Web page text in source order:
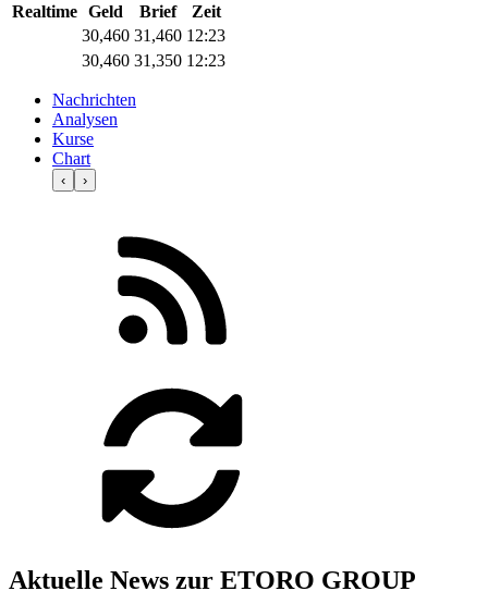
Realtime Geld Brief
Zeit
30,460 31,460 12:23
30,460 31,350 12:23
Nachrichten
Analysen
Kurse
Chart
‹ ›
Aktuelle News zur ETORO GROUP